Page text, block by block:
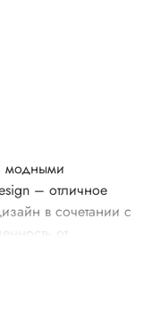
модными
– отличное
в сочетании с
от
воздействия